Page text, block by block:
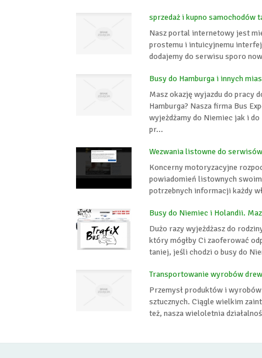
sprzedaż i kupno samochodów
Nasz portal internetowy jest
prostemu i intuicyjnemu
dodajemy do serwisu sporo
Busy do Hamburga i innych
Masz okazję wyjazdu do pracy
Hamburga? Nasza firma Bus
wyjeżdżamy do Niemiec jak i
pr...
Wezwania listowne do
Koncerny motoryzacyjne
powiadomień listownych
potrzebnych informacji każdy
Busy do Niemiec i Holandii.
Dużo razy wyjeżdżasz do
który mógłby Ci zaoferować
taniej, jeśli chodzi o busy do
Transportowanie wyrobów
Przemysł produktów i
sztucznych. Ciągle wielkim
też, nasza wieloletnia